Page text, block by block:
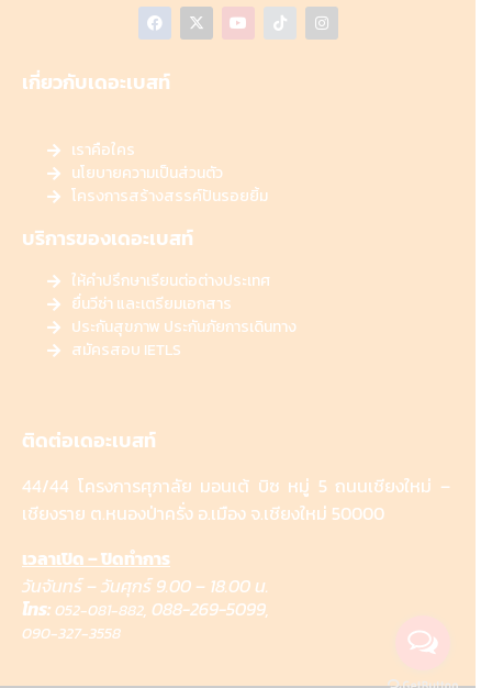
เกี่ยวกับเดอะเบสท์
เราคือใคร
นโยบายความเป็นส่วนตัว
โครงการสร้างสรรค์ปันรอยยิ้ม
บริการของเดอะเบสท์
ให้คำปรึกษาเรียนต่อต่างประเทศ
ยื่นวีซ่า และเตรียมเอกสาร
ประกันสุขภาพ ประกันภัยการเดินทาง
สมัครสอบ IETLS
ติดต่อเดอะเบสท์
44/44 โครงการศุภาลัย มอนเต้ บิซ หมู่ 5 ถนนเชียงใหม่ –
เชียงราย ต.หนองป่าครั่ง อ.เมือง จ.เชียงใหม่ 50000
เวลาเปิด – ปิดทำการ
วันจันทร์ – วันศุกร์ 9.00 – 18.00 น.
โทร: 052-081-882, 088-269-5099,
090-327-3558